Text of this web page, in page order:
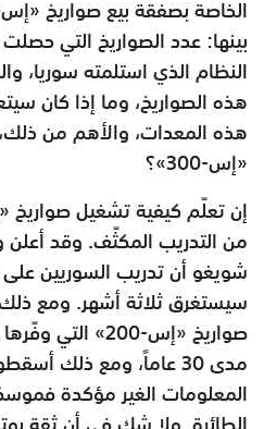
بينها: عدد الصواريخ التي
النظام الذي استلمته سوريا،
هذه الصواريخ، وما إذا كان
هذه المعدات، والأهم من
«إس-300»؟
من التدريب المكثّف. وقد أعلن
شويغو أن تدريب السوريين
سيستغرق ثلاثة أشهر. ومع
صواريخ «إس-200»
مدى 30 عاماً، ومع ذلك
المعلومات الغير مؤكدة